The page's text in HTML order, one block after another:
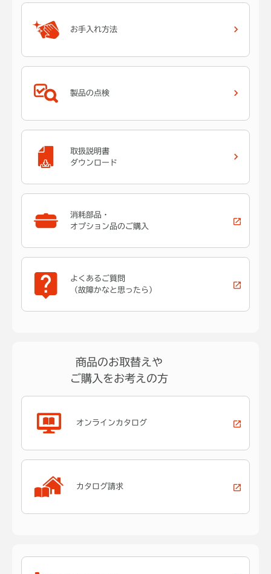
お手入れ方法
製品の点検
取扱説明書
ダウンロード
消耗部品・
オプション品のご購入
よくあるご質問
（故障かなと思ったら）
商品のお取替えや
ご購入をお考えの方
オンラインカタログ
カタログ請求